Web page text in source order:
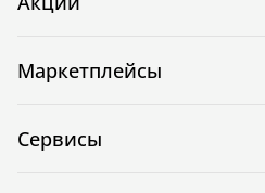
Маркетплейсы
Сервисы